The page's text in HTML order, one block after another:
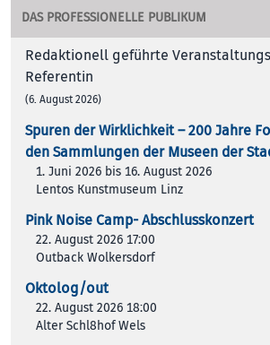
DAS PROFESSIONELLE PUBLIKUM
Redaktionell geführte
Referentin
(6. August 2026)
Spuren der Wirklichkeit – 200 Jah­re
den Samm­lun­gen der Muse­en der
1. Juni 2026 bis 16. August 2026
Lentos Kunstmuseum Linz
Pink Noise Camp- Abschlusskonzert
22. August 2026 17:00
Outback Wolkersdorf
Oktolog/out
22. August 2026 18:00
Alter Schl8hof Wels